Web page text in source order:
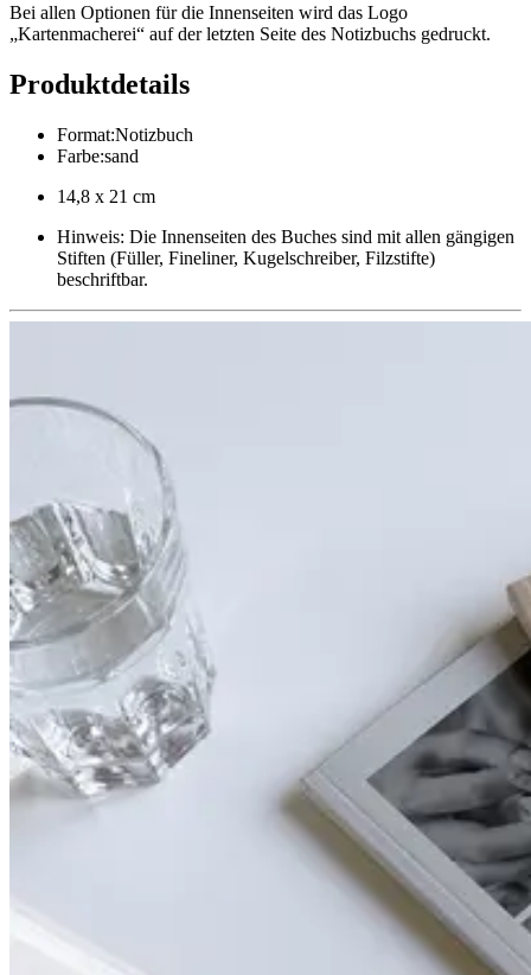
Bei allen Optionen für die Innenseiten wird das Logo
„Kartenmacherei“ auf der letzten Seite des Notizbuchs gedruckt.
Produktdetails
Format:Notizbuch
Farbe:sand
14,8 x 21 cm
Hinweis: Die Innenseiten des Buches sind mit allen gängigen
Stiften (Füller, Fineliner, Kugelschreiber, Filzstifte)
beschriftbar.